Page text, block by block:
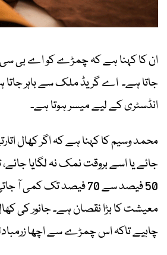
ان کا کہنا ہے کہ چمڑے کو اے بی سی
جاتا ہے۔ اے گریڈ ملک سے باہر جاتا
انڈسٹری کے لیے میسر ہوتا ہے۔
محمد وسیم کا کہنا ہے کہ اگر کھال
جائے یا اسے بروقت نمک نہ لگایا
50 فیصد سے 70 فیصد تک
معیشت کا بڑا نقصان ہے۔ جانور کی کھال
چاہیے تاکہ اس چمڑے سے اچھا